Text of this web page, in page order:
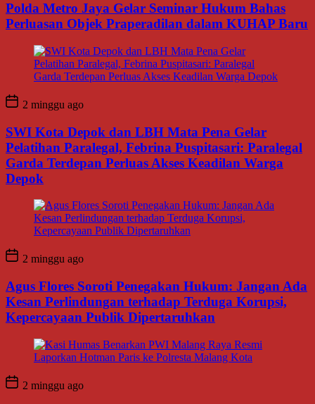
Polda Metro Jaya Gelar Seminar Hukum Bahas
Perluasan Objek Praperadilan dalam KUHAP Baru
2 minggu ago
SWI Kota Depok dan LBH Mata Pena Gelar
Pelatihan Paralegal, Febrina Puspitasari: Paralegal
Garda Terdepan Perluas Akses Keadilan Warga
Depok
2 minggu ago
Agus Flores Soroti Penegakan Hukum: Jangan Ada
Kesan Perlindungan terhadap Terduga Korupsi,
Kepercayaan Publik Dipertaruhkan
2 minggu ago